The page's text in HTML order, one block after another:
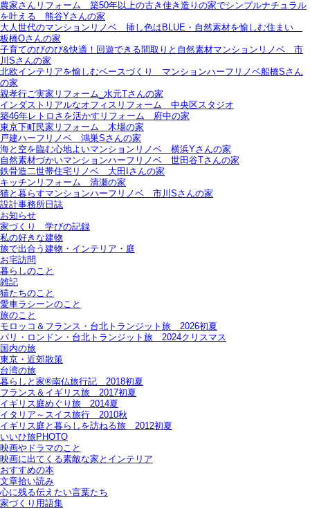
農家さんリフォーム＿築50年以上の古き佳き造りの家でシンプルナチュラル
を叶える＿熊谷Yさんの家
大人世代のマンションリノベ＿挿し色はBLUE・自然素材を愉しむ住まい＿
板橋Oさんの家
子育てのびのび&快適！回遊できる間取りと自然素材マンションリノベ＿市
川Sさんの家
北欧インテリアを愉しむベースづくり＿マンションハーフリノベ船橋Sさん
の家
親孝行ご実家リフォーム_水元Tさんの家
インダストリアルなオフィスリフォーム＿中央区スタジオ
築46年レトロさを活かすリフォーム＿府中の家
東京下町民家リフォーム＿木場の家
戸建ハーフリノベ＿鴻巣Sさんの家
海と空を臨む心地よいマンションリノベ＿横浜Yさんの家
自然素材づかいマンションハーフリノベ＿世田谷Tさんの家
鉄骨造二世帯住宅リノベ＿大田Iさんの家
キッチンリフォーム＿清瀬の家
猫と暮らすマンションハーフリノベ＿市川Sさんの家
設計事務所日誌
お知らせ
家づくり 学びの記録
私の好きな建物
旅で出合う建物・インテリア・庭
お宅訪問
暮らしのこと
雑記
猫たちのこと
愛車ラシーンのこと
旅のこと
モロッコ＆フランス・台北トランジット旅＿2026初夏
パリ・ロンドン・台北トランジット旅＿2024クリスマス
国内の旅
東京・近郊散策
台湾の旅
暮らしと家®南仏旅行記＿2018初夏
フランス＆イギリス旅＿2017初夏
イギリス庭めぐり旅＿2014夏
イタリア～スイス旅行 2010秋
イギリス庭と暮らしを訪ねる旅＿2012初夏
いいひ旅PHOTO
映画やドラマのこと
映画に出てくる素敵な家とインテリア
おすすめの本
文章拾い読み
心に残る伝えたい言葉たち
家づくり用語集